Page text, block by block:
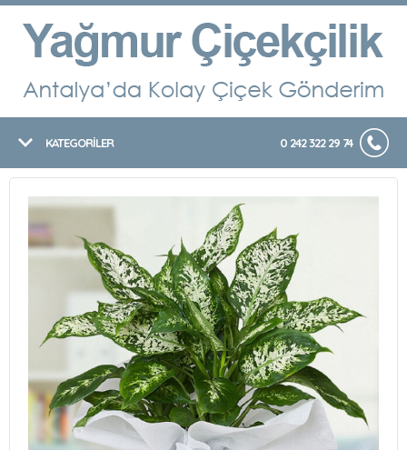
KATEGORİLER 0 242 322 29 74